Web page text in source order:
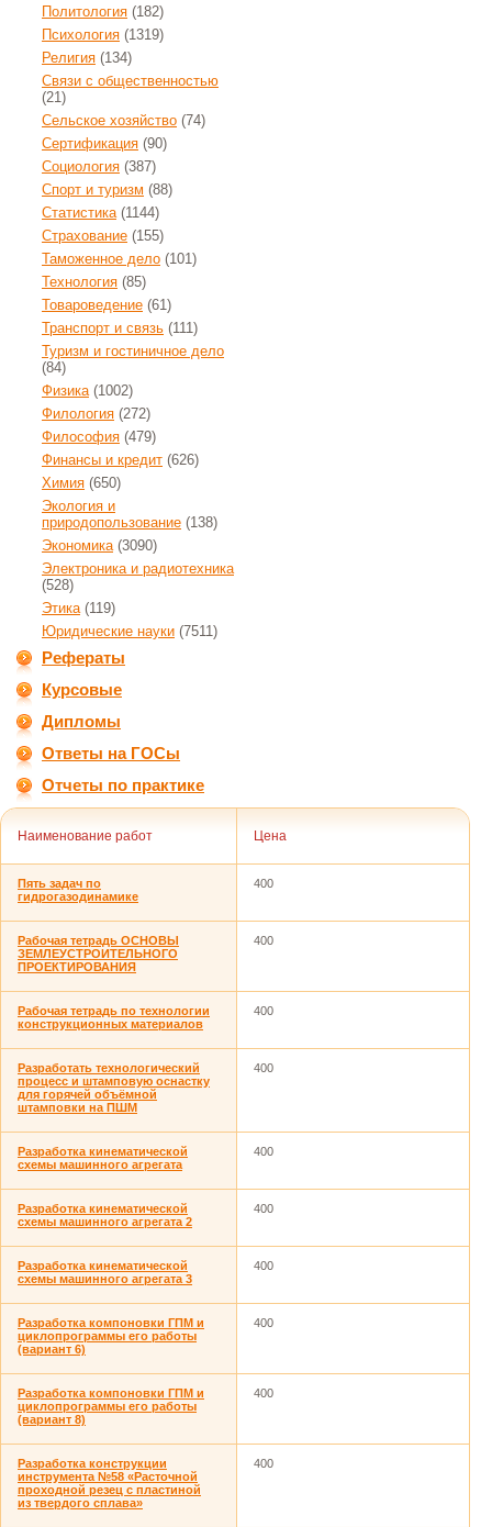
Политология (182)
Психология (1319)
Религия (134)
Связи с общественностью
(21)
Сельское хозяйство (74)
Сертификация (90)
Социология (387)
Спорт и туризм (88)
Статистика(1144)
Страхование (155)
Таможенное дело (101)
Технология (85)
Товароведение (61)
Транспорт и связь (111)
Туризм и гостиничное дело
(84)
Физика(1002)
Филология (272)
Философия (479)
Финансы и кредит (626)
Химия (650)
Экология и
природопользование (138)
Экономика(3090)
Электроника и радиотехника
(528)
Этика(119)
Юридические науки (7511)
Рефераты
Курсовые
Дипломы
Ответы на ГОСы
Отчеты по практике
Наименование работ Цена
Пять задач по
гидрогазодинамике
400
Рабочая тетрадь ОСНОВЫ
ЗЕМЛЕУСТРОИТЕЛЬНОГО
ПРОЕКТИРОВАНИЯ
400
Рабочая тетрадь по технологии
конструкционных материалов
400
Разработать технологический
процесс и штамповую оснастку
для горячей объёмной
штамповки на ПШМ
400
Разработка кинематической
схемы машинного агрегата
400
Разработка кинематической
схемы машинного агрегата 2
400
Разработка кинематической
схемы машинного агрегата 3
400
Разработка компоновки ГПМ и
циклопрограммы его работы
(вариант 6)
400
Разработка компоновки ГПМ и
циклопрограммы его работы
(вариант 8)
400
Разработка конструкции
инструмента №58 «Расточной
проходной резец с пластиной
из твердого сплава»
400